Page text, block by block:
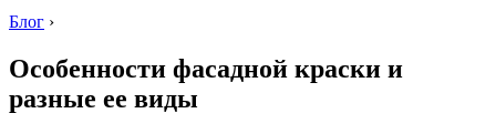
Блог ›
Особенности фасадной краски и
разные ее виды